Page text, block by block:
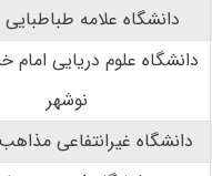
دانشگاه علامه
دانشگاه علوم دریایی امام
نوشهر
دانشگاه غیرانتفاعی